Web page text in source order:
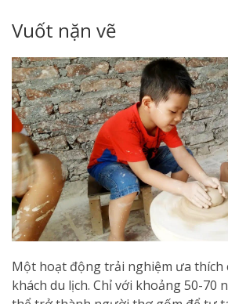
Vuốt nặn vẽ
Một hoạt động trải nghiệm ưa thích
khách du lịch. Chỉ với khoảng 50-70